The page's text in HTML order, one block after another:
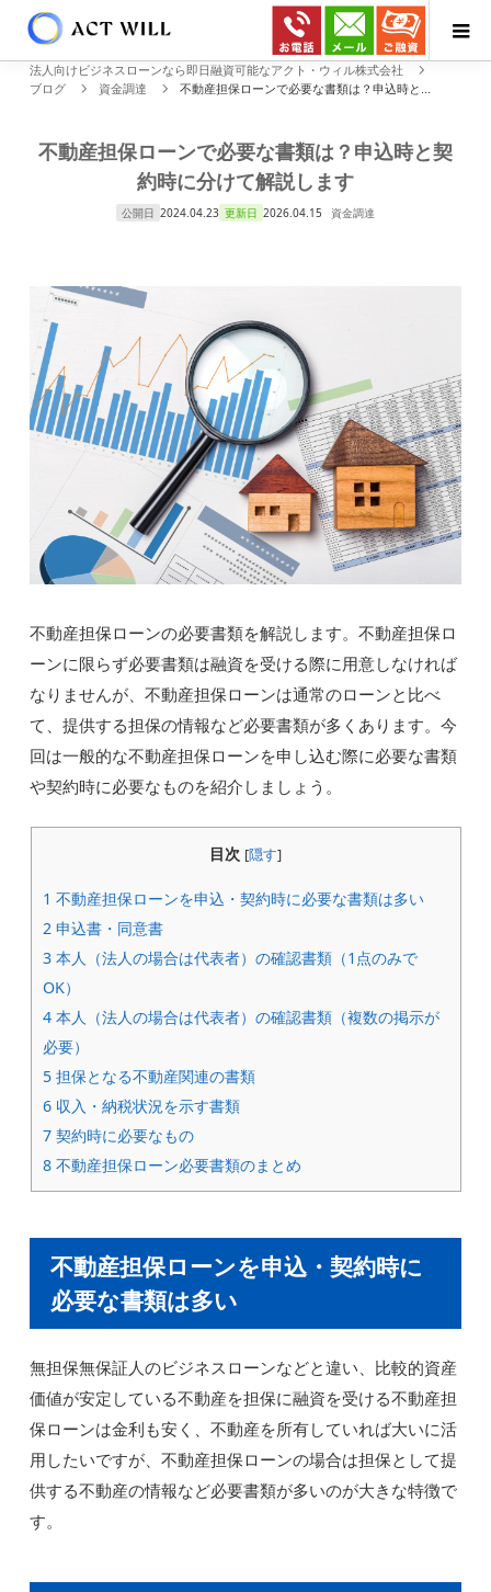
法人向けビジネスローンなら即日融資可能なアクト・ウィル株式会社
ブログ
資金調達 不動産担保ローンで必要な書類は？申込時と...
不動産担保ローンで必要な書類は？申込時と契
約時に分けて解説します
公開日 2024.04.23 更新日 2026.04.15 資金調達
不動産担保ローンの必要書類を解説します。不動産担保ロ
ーンに限らず必要書類は融資を受ける際に用意しなければ
なりませんが、不動産担保ローンは通常のローンと比べ
て、提供する担保の情報など必要書類が多くあります。今
回は一般的な不動産担保ローンを申し込む際に必要な書類
や契約時に必要なものを紹介しましょう。
目次 [隠す]
1 不動産担保ローンを申込・契約時に必要な書類は多い
2申込書・同意書
3本人（法人の場合は代表者）の確認書類（1点のみで
OK）
4本人（法人の場合は代表者）の確認書類（複数の掲示が
必要）
5担保となる不動産関連の書類
6収入・納税状況を示す書類
7契約時に必要なもの
8不動産担保ローン必要書類のまとめ
不動産担保ローンを申込・契約時に
必要な書類は多い
無担保無保証人のビジネスローンなどと違い、比較的資産
価値が安定している不動産を担保に融資を受ける不動産担
保ローンは金利も安く、不動産を所有していれば大いに活
用したいですが、不動産担保ローンの場合は担保として提
供する不動産の情報など必要書類が多いのが大きな特徴で
す。